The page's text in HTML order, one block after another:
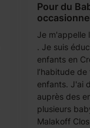
Pour du
Je m'appelle
. Je suis
enfants en
l’habitude
enfants. J'ai
auprès des
plusieurs
Malakoff